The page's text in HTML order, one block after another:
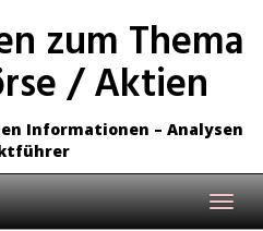
zum Thema
/ Aktien
Informationen – Analysen